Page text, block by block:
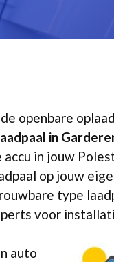
openbare
in
in jouw
op jouw
type
voor
auto